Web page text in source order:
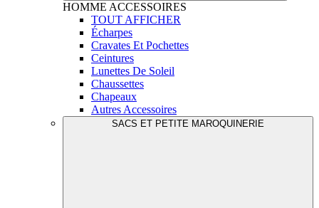
HOMME ACCESSOIRES
TOUT AFFICHER
Écharpes
Cravates Et Pochettes
Ceintures
Lunettes De Soleil
Chaussettes
Chapeaux
Autres Accessoires
SACS ET PETITE MAROQUINERIE